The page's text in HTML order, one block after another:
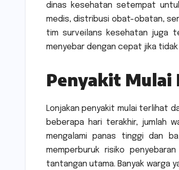
dinas kesehatan setempat
medis, distribusi obat-obatan,
tim surveilans kesehatan juga
menyebar dengan cepat jika tidak
Penyakit Mulai
Lonjakan penyakit mulai terlihat
beberapa hari terakhir, jumlah
mengalami panas tinggi dan
memperburuk risiko
tantangan utama. Banyak warga